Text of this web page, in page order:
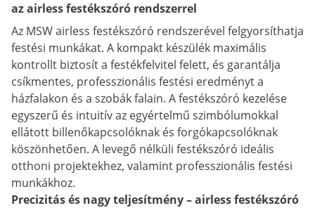
az airless festékszóró rendszerrel
Az MSW airless festékszóró rendszerével felgyorsíthatja
festési munkákat. A kompakt készülék maximális
kontrollt biztosít a festékfelvitel felett, és garantálja
csíkmentes, professzionális festési eredményt a
házfalakon és a szobák falain. A festékszóró kezelése
egyszerű és intuitív az egyértelmű szimbólumokkal
ellátott billenőkapcsolóknak és forgókapcsolóknak
köszönhetően. A levegő nélküli festékszóró ideális
otthoni projektekhez, valamint professzionális festési
munkákhoz.
Precizitás és nagy teljesítmény – airless festékszóró